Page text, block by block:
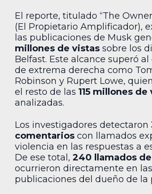
El reporte, titulado “The
(El Propietario Amplificador),
las publicaciones de Musk
millones de vistas sobre los
Belfast. Este alcance superó
de extrema derecha como
Robinson y Rupert Lowe,
el resto de las 115 millones de
analizadas.
Los investigadores detectaron
comentarios con llamados
violencia en las respuestas a
De ese total, 240 llamados
ocurrieron directamente en las
publicaciones del dueño de la